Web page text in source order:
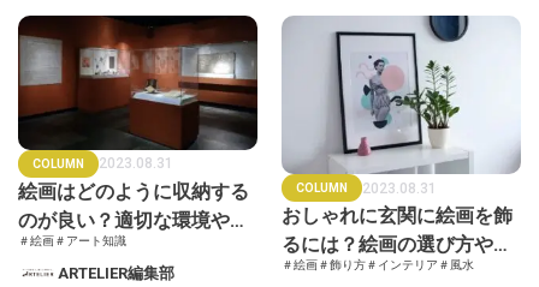
COLUMN 2023.08.31
絵画はどのように収納する
のが良い？適切な環境や手
入れの方法を徹底解説
＃絵画＃アート知識
ARTELIER編集部
COLUMN 2023.08.31
おしゃれに玄関に絵画を飾
るには？絵画の選び方や風
水もあわせて解説
＃絵画＃飾り方＃インテリア ＃風水